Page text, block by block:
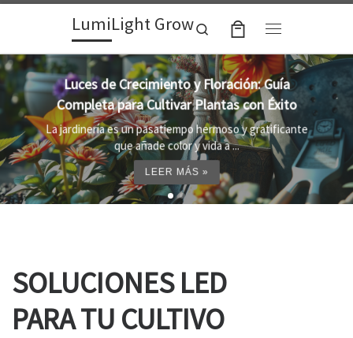
Skip to contentLumiLight Grow
Search
Lámparas para indoor: la clave para un
crecimiento óptimo de tus plantas
Al cultivar plantas en el interior, es importante
proporcionar el entorno adecuado ...
LEER MÁS »
SOLUCIONES LED
PARA TU CULTIVO